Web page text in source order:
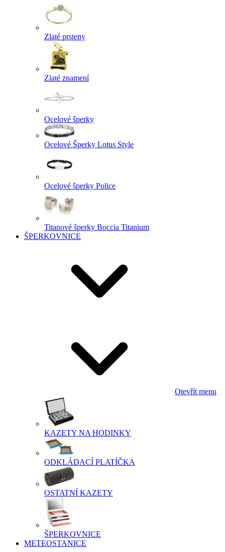
Zlaté prsteny
Zlaté znamení
Ocelové šperky
Ocelové Šperky Lotus Style
Ocelové šperky Police
Titanové šperky Boccia Titanium
ŠPERKOVNICE
Otevřít menu
KAZETY NA HODINKY
ODKLÁDACÍ PLATÍČKA
OSTATNÍ KAZETY
ŠPERKOVNICE
METEOSTANICE